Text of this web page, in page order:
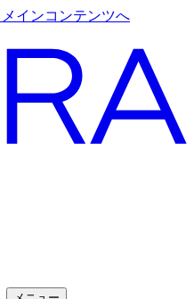
インコンテンツへ